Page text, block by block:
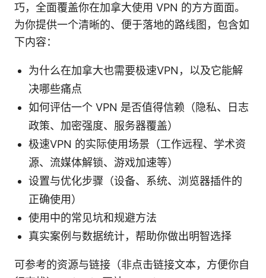
巧，全面覆盖你在加拿大使用 VPN 的方方面面。
为你提供一个清晰的、便于落地的路线图，包含如
下内容：
为什么在加拿大也需要极速VPN，以及它能解
决哪些痛点
如何评估一个 VPN 是否值得信赖（隐私、日志
政策、加密强度、服务器覆盖）
极速VPN 的实际使用场景（工作远程、学术资
源、流媒体解锁、游戏加速等）
设置与优化步骤（设备、系统、浏览器插件的
正确使用）
使用中的常见坑和规避方法
真实案例与数据统计，帮助你做出明智选择
可参考的资源与链接（非点击链接文本，方便你自